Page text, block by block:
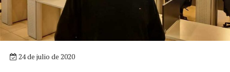
24 de julio de 2020